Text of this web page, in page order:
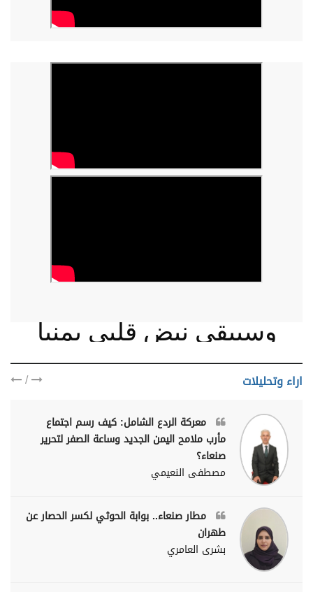
وسيبقى نبض قلبي يمنيا
اراء وتحليلات /
معركة الردع الشامل: كيف رسم اجتماع
مأرب ملامح اليمن الجديد وساعة الصفر لتحرير
صنعاء؟
مصطفى النعيمي
مطار صنعاء.. بوابة الحوثي لكسر الحصار عن
طهران
بشرى العامري